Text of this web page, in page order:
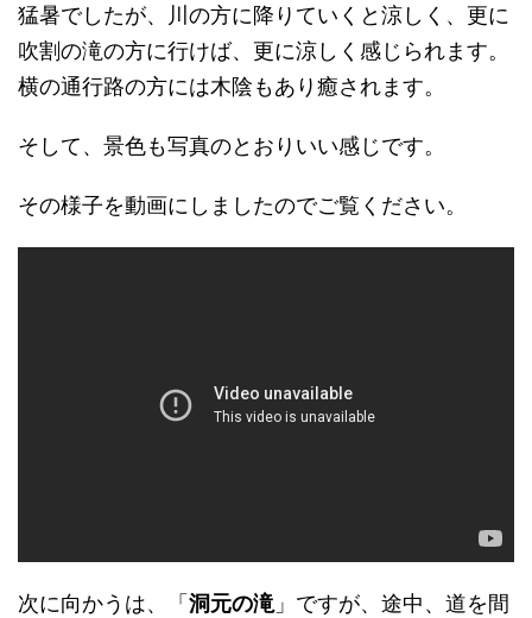
猛暑でしたが、川の方に降りていくと涼しく、更に
吹割の滝の方に行けば、更に涼しく感じられます。
横の通行路の方には木陰もあり癒されます。
そして、景色も写真のとおりいい感じです。
その様子を動画にしましたのでご覧ください。
次に向かうは、「 洞元の滝 」ですが、途中、道を間